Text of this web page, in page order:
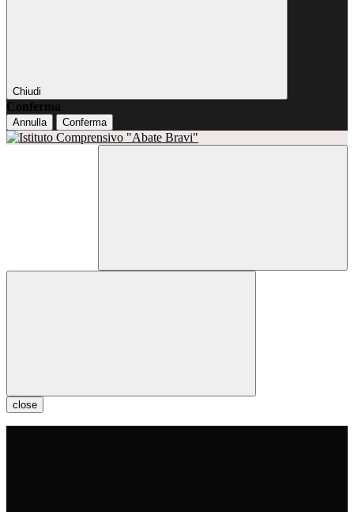
Chiudi
Conferma
Annulla Conferma
close